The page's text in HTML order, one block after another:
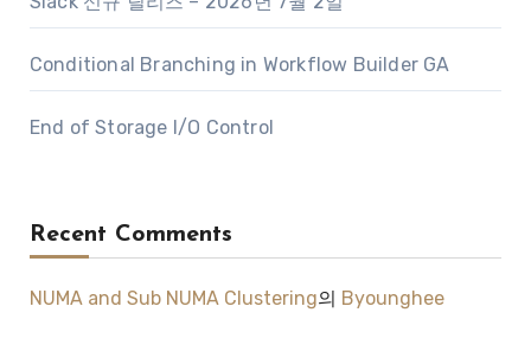
Conditional Branching in Workflow Builder GA
End of Storage I/O Control
Recent Comments
NUMA and Sub NUMA Clustering의 Byounghee